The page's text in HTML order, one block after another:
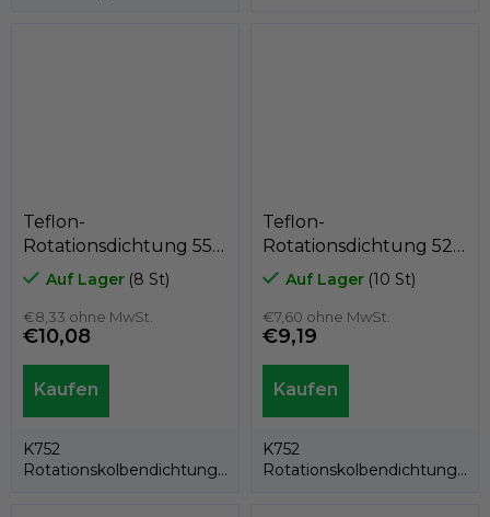
Teflon-
Rotationsdichtung 55 x
47,5 x 3,2
PTFE+Bronze/NBR,
Kastas K752-055
Auf Lager (8 St)
€8,33 ohne MwSt.
€10,08
K752
Rotationskolbendichtung
Teflon-
Rotationsdichtung 52 x
44,5 x 3,2
PTFE+Bronze/NBR,
Kastas K752-052
Auf Lager (10 St)
€7,60 ohne MwSt.
€9,19
K752
Rotationskolbendichtung